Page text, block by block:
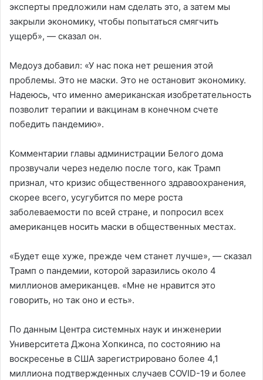
эксперты предложили нам сделать это, а затем мы
закрыли экономику, чтобы попытаться смягчить
ущерб», — сказал он.
Медоуз добавил: «У нас пока нет решения этой
проблемы. Это не маски. Это не остановит экономику.
Надеюсь, что именно американская изобретательность
позволит терапии и вакцинам в конечном счете
победить пандемию».
Комментарии главы администрации Белого дома
прозвучали через неделю после того, как Трамп
признал, что кризис общественного здравоохранения,
скорее всего, усугубится по мере роста
заболеваемости по всей стране, и попросил всех
американцев носить маски в общественных местах.
«Будет еще хуже, прежде чем станет лучше», — сказал
Трамп о пандемии, которой заразились около 4
миллионов американцев. «Мне не нравится это
говорить, но так оно и есть».
По данным Центра системных наук и инженерии
Университета Джона Хопкинса, по состоянию на
воскресенье в США зарегистрировано более 4,1
миллиона подтвержденных случаев COVID-19 и более